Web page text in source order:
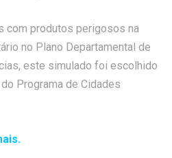
com produtos perigosos na
no Plano Departamental de
este simulado foi escolhido
Programa de Cidades